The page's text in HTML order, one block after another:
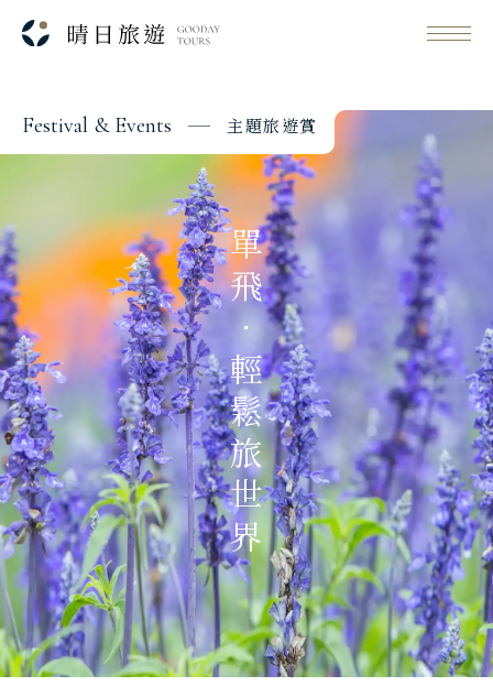
Classic Japan
Japanese Vibe
日本美學旅
Luxury Rail Travel
日本鐵道旅
Festival & Events
主題旅遊賞
S.E. Asia & Islands
海島東南亞
Classic China
中國雅學賞
Festival & Events 主題旅遊賞
單飛．輕鬆旅世界